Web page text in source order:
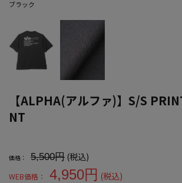
ブラック
【ALPHA(アルファ)】S/S
NT
価格： 5,500円 (税込)
WEB価格： 4,950円 (税込)